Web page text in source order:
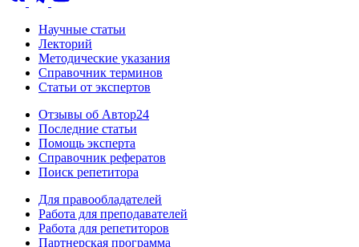
Научные статьи
Лекторий
Методические указания
Справочник терминов
Статьи от экспертов
Отзывы об Автор24
Последние статьи
Помощь эксперта
Справочник рефератов
Поиск репетитора
Для правообладателей
Работа для преподавателей
Работа для репетиторов
Партнерская программа